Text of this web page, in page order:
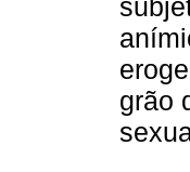
grão